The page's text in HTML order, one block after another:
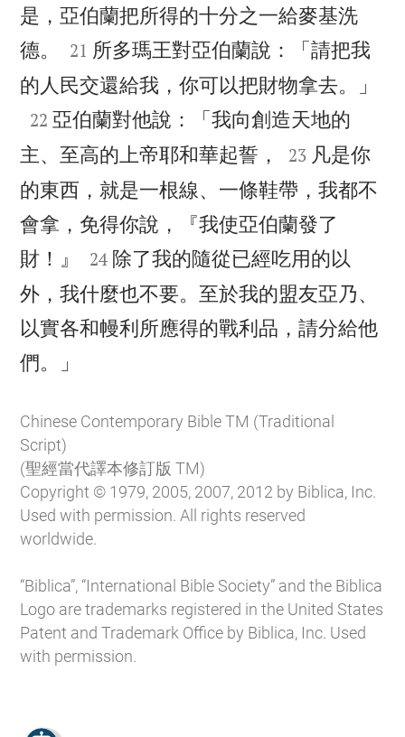
是，亞伯蘭把所得的十分之一給麥基洗
德。


21 所多瑪王對亞伯蘭說：「請把我
的人民交還給我，你可以把財物拿去。」

22 亞伯蘭對他說：「我向創造天地的
主、至高的上帝耶和華起誓，


23 凡是你
的東西，就是一根線、一條鞋帶，我都不
會拿，免得你說，『我使亞伯蘭發了
財！』


24 除了我的隨從已經吃用的以
外，我什麼也不要。至於我的盟友亞乃、
以實各和幔利所應得的戰利品，請分給他
們。」
Chinese Contemporary Bible TM (Traditional
Script)
(聖經當代譯本修訂版 TM)
Copyright © 1979, 2005, 2007, 2012 by Biblica, Inc.
Used with permission. All rights reserved
worldwide.
“Biblica”, “International Bible Society” and the Biblica
Logo are trademarks registered in the United States
Patent and Trademark Office by Biblica, Inc. Used
with permission.